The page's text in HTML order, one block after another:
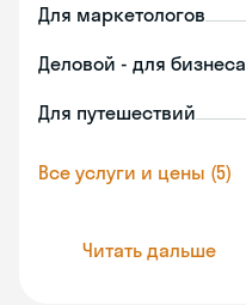
Для маркетологов
Деловой - для бизнеса
Для путешествий
Все услуги и цены (5)
Читать дальше